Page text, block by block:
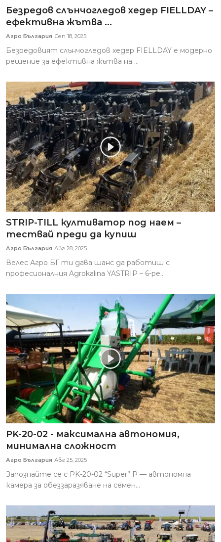
Безредов слънчогледов хедер FIELLDAY –
ефективна жътва ...
Агро България Сеп 18, 2025
Безредовият слънчогледов хедер FIELLDAY е модерно
решение за ефективна жътва на ...
STRIP-TILL култиватор под наем –
тествай преди да купиш
Агро България Авг 28, 2025
Велес Агро БГ ти дава шанс да работиш с
професионалния Agrokalina YASTRIP – 6-ре...
PK-20-02 - максимална автономия,
минимална сложност
Агро България Авг 25, 2025
Запознайте се с PK-20-02 “Super” P — автономна
камера за обеззаразяване на семен...